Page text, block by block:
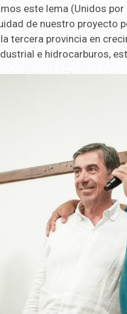
este lema (Unidos
de nuestro proyecto
tercera provincia en
e hidrocarburos,